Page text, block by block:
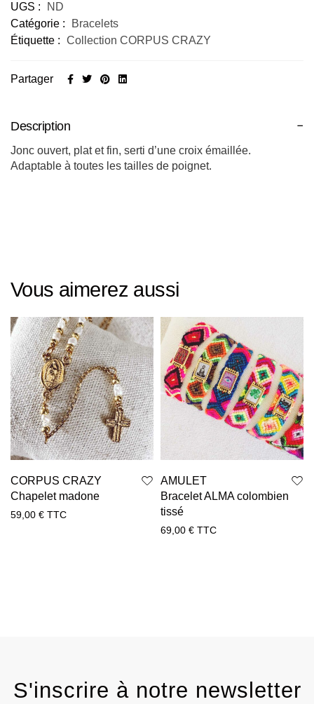
UGS :
ND
Catégorie :
Bracelets
Étiquette : Collection CORPUS CRAZY
Partager
Description
Jonc ouvert, plat et fin, serti d’une croix émaillée.
Adaptable à toutes les tailles de poignet.
Vous aimerez aussi
CORPUS CRAZY
Chapelet madone
59,00 € TTC
AMULET
Bracelet ALMA colombien
tissé
69,00 € TTC
S'inscrire à notre newsletter